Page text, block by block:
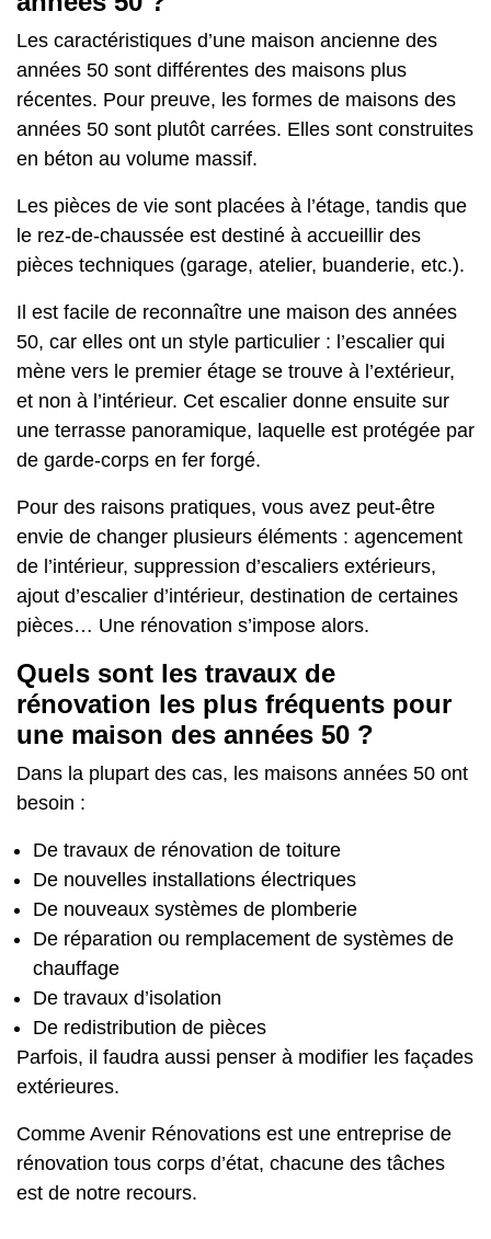
Les caractéristiques d’une maison ancienne des
années 50 sont différentes des maisons plus
récentes. Pour preuve, les formes de maisons des
années 50 sont plutôt carrées. Elles sont construites
en béton au volume massif.
Les pièces de vie sont placées à l’étage, tandis que
le rez-de-chaussée est destiné à accueillir des
pièces techniques (garage, atelier, buanderie, etc.).
Il est facile de reconnaître une maison des années
50, car elles ont un style particulier : l’escalier qui
mène vers le premier étage se trouve à l’extérieur,
et non à l’intérieur. Cet escalier donne ensuite sur
une terrasse panoramique, laquelle est protégée par
de garde-corps en fer forgé.
Pour des raisons pratiques, vous avez peut-être
envie de changer plusieurs éléments : agencement
de l’intérieur, suppression d’escaliers extérieurs,
ajout d’escalier d’intérieur, destination de certaines
pièces… Une rénovation s’impose alors.
Quels sont les travaux de
rénovation les plus fréquents pour
une maison des années 50 ?
Dans la plupart des cas, les maisons années 50 ont
besoin :
De travaux de rénovation de toiture
De nouvelles installations électriques
De nouveaux systèmes de plomberie
De réparation ou remplacement de systèmes de
chauffage
De travaux d’isolation
De redistribution de pièces
Parfois, il faudra aussi penser à modifier les façades
extérieures.
Comme Avenir Rénovations est une entreprise de
rénovation tous corps d’état, chacune des tâches
est de notre recours.